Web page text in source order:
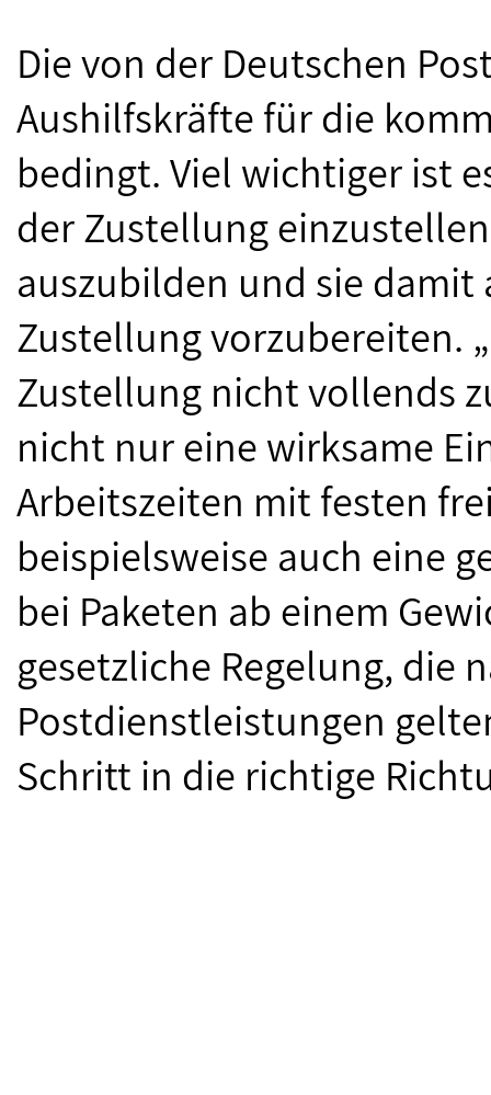
Die von der Deutschen
Aushilfskräfte für die
bedingt. Viel wichtiger ist
der Zustellung
auszubilden und sie damit
Zustellung vorzubereiten.
Zustellung nicht vollends
nicht nur eine wirksame
Arbeitszeiten mit festen
beispielsweise auch eine
bei Paketen ab einem
gesetzliche Regelung, die
Postdienstleistungen
Schritt in die richtige